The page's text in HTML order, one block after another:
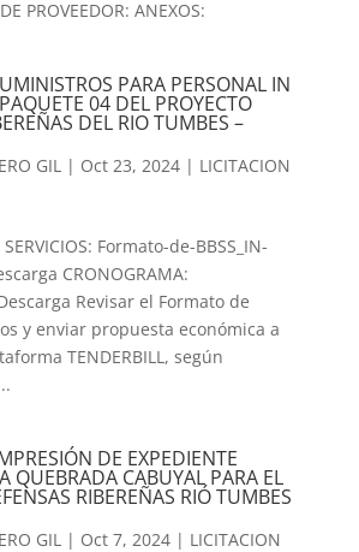
PROVEEDOR: ANEXOS:
PARA PERSONAL IN
04 DEL PROYECTO
DEL RIO TUMBES –
GIL | Oct 23, 2024| LICITACION
SERVICIOS: Formato-de-BBSS_IN-
CRONOGRAMA:
Revisar el Formato de
y enviar propuesta económica a
TENDERBILL, según
DE EXPEDIENTE
QUEBRADA CABUYAL PARA EL
RIBEREÑAS RIÓ TUMBES
GIL | Oct 7, 2024| LICITACION